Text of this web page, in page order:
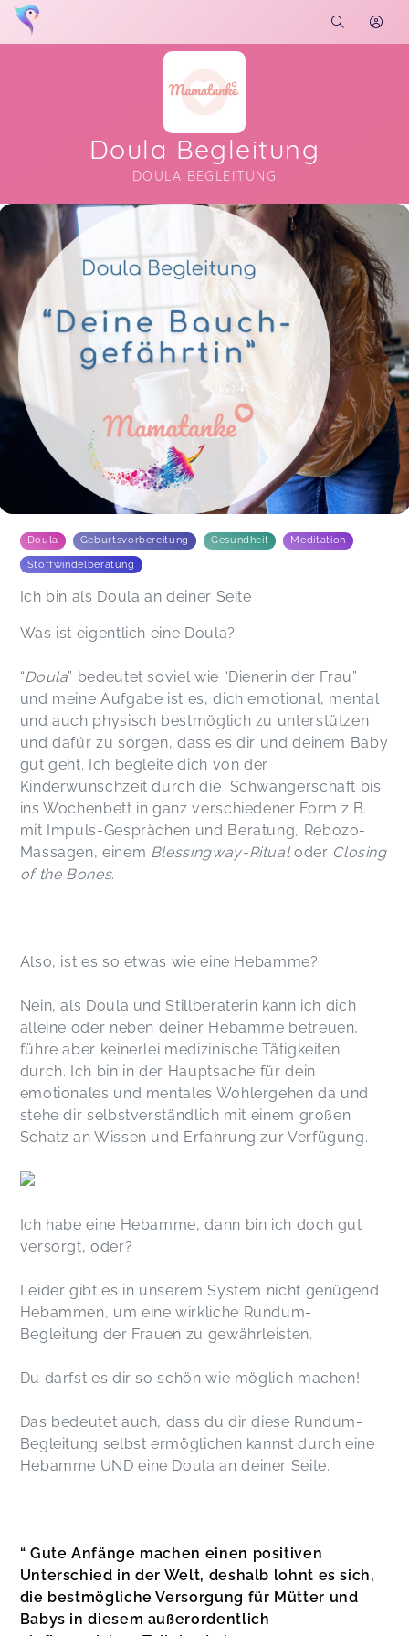
Doula Begleitung
DOULA BEGLEITUNG
Soon you will learn more about me here...
Doula Geburtsvorbereitung Gesundheit Meditation
Stoffwindelberatung
Ich bin als Doula an deiner Seite
Was ist eigentlich eine Doula?
“Doula” bedeutet soviel wie “Dienerin der Frau”
und meine Aufgabe ist es, dich emotional, mental
und auch physisch bestmöglich zu unterstützen
und dafür zu sorgen, dass es dir und deinem Baby
gut geht. Ich begleite dich von der
Kinderwunschzeit durch die Schwangerschaft bis
ins Wochenbett in ganz verschiedener Form z.B.
mit Impuls-Gesprächen und Beratung, Rebozo-
Massagen, einem Blessingway-Ritualoder Closing
of the Bones.
Also, ist es so etwas wie eine Hebamme?
Nein, als Doula und Stillberaterin kann ich dich
alleine oder neben deiner Hebamme betreuen,
führe aber keinerlei medizinische Tätigkeiten
durch. Ich bin in der Hauptsache für dein
emotionales und mentales Wohlergehen da und
stehe dir selbstverständlich mit einem großen
Schatz an Wissen und Erfahrung zur Verfügung.
Ich habe eine Hebamme, dann bin ich doch gut
versorgt, oder?
Leider gibt es in unserem System nicht genügend
Hebammen, um eine wirkliche Rundum-
Begleitung der Frauen zu gewährleisten.
Du darfst es dir so schön wie möglich machen!
Das bedeutet auch, dass du dir diese Rundum-
Begleitung selbst ermöglichen kannst durch eine
Hebamme UND eine Doula an deiner Seite.
“ Gute Anfänge machen einen positiven
Unterschied in der Welt, deshalb lohnt es sich,
die bestmögliche Versorgung für Mütter und
Babys in diesem außerordentlich